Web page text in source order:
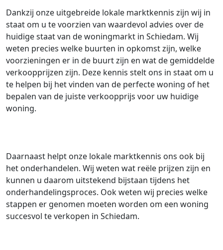
Dankzij onze uitgebreide lokale marktkennis zijn wij in
staat om u te voorzien van waardevol advies over de
huidige staat van de woningmarkt in Schiedam. Wij
weten precies welke buurten in opkomst zijn, welke
voorzieningen er in de buurt zijn en wat de gemiddelde
verkoopprijzen zijn. Deze kennis stelt ons in staat om u
te helpen bij het vinden van de perfecte woning of het
bepalen van de juiste verkoopprijs voor uw huidige
woning.
Daarnaast helpt onze lokale marktkennis ons ook bij
het onderhandelen. Wij weten wat reële prijzen zijn en
kunnen u daarom uitstekend bijstaan tijdens het
onderhandelingsproces. Ook weten wij precies welke
stappen er genomen moeten worden om een woning
succesvol te verkopen in Schiedam.